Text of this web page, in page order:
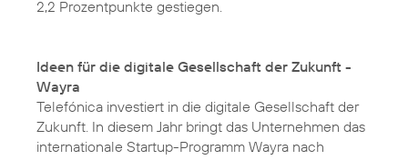
2,2 Prozentpunkte gestiegen.
Ideen für die digitale Gesellschaft der Zukunft -
Wayra
Telefónica investiert in die digitale Gesellschaft der
Zukunft. In diesem Jahr bringt das Unternehmen das
internationale Startup-Programm Wayra nach